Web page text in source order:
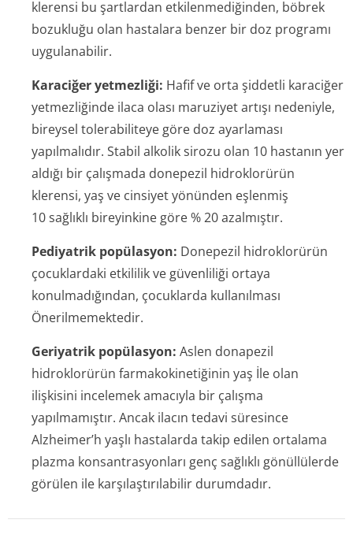
klerensi bu şartlardan etkilenmediğinden, böbrek
bozukluğu olan hastalara benzer bir doz programı
uygulanabilir.
Karaciğer yetmezliği: Hafif ve orta şiddetli karaciğer
yetmezliğinde ilaca olası maruziyet artışı nedeniyle,
bireysel tolerabiliteye göre doz ayarlaması
yapılmalıdır. Stabil alkolik sirozu olan 10 hastanın yer
aldığı bir çalışmada donepezil hidroklorürün
klerensi, yaş ve cinsiyet yönünden eşlenmiş
10 sağlıklı bireyinkine göre % 20 azalmıştır.
Pediyatrik popülasyon: Donepezil hidroklorürün
çocuklardaki etkililik ve güvenliliği ortaya
konulmadığından, çocuklarda kullanılması
Önerilmemektedir.
Geriyatrik popülasyon: Aslen donapezil
hidroklorürün farmakokinetiğinin yaş İle olan
ilişkisini incelemek amacıyla bir çalışma
yapılmamıştır. Ancak ilacın tedavi süresince
Alzheimer’h yaşlı hastalarda takip edilen ortalama
plazma konsantrasyonları genç sağlıklı gönüllülerde
görülen ile karşılaştırılabilir durumdadır.